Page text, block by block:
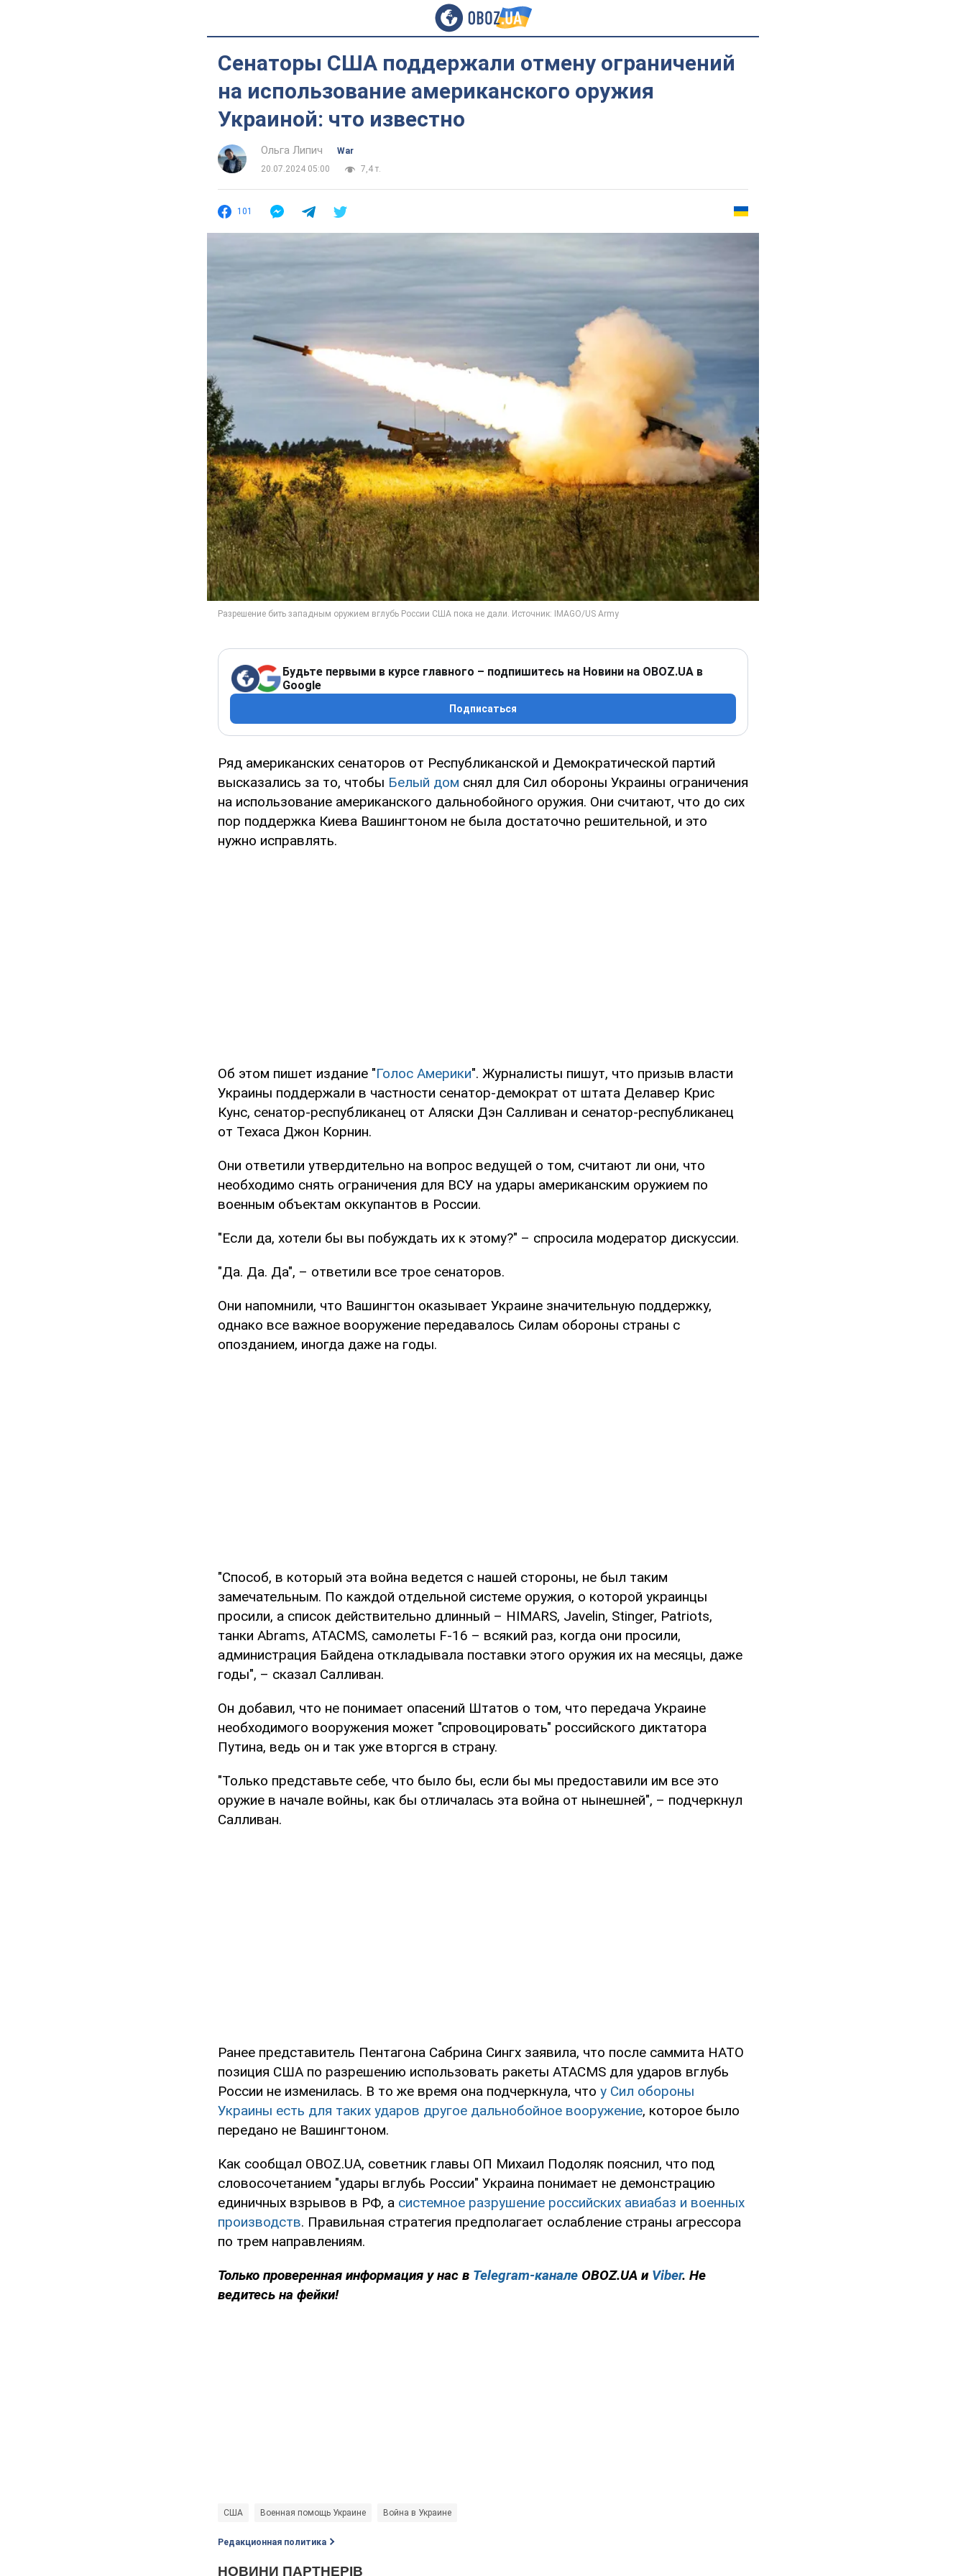
Сенаторы США поддержали отмену ограничений
на использование американского оружия
Украиной: что известно
Ольга Липич
War
20.07.2024 05:00
7,4 т.
101
Будьте первыми в курсе главного – подпишитесь на Новини на OBOZ.UA в
Google
Подписаться
Ряд американских сенаторов от Республиканской и Демократической партий
высказались за то, чтобы Белый дом снял для Сил обороны Украины ограничения
на использование американского дальнобойного оружия. Они считают, что до сих
пор поддержка Киева Вашингтоном не была достаточно решительной, и это
нужно исправлять.
Об этом пишет издание "Голос Америки". Журналисты пишут, что призыв власти
Украины поддержали в частности сенатор-демократ от штата Делавер Крис
Кунс, сенатор-республиканец от Аляски Дэн Салливан и сенатор-республиканец
от Техаса Джон Корнин.
Они ответили утвердительно на вопрос ведущей о том, считают ли они, что
необходимо снять ограничения для ВСУ на удары американским оружием по
военным объектам оккупантов в России.
"Если да, хотели бы вы побуждать их к этому?" – спросила модератор дискуссии.
"Да. Да. Да", – ответили все трое сенаторов.
Они напомнили, что Вашингтон оказывает Украине значительную поддержку,
однако все важное вооружение передавалось Силам обороны страны с
опозданием, иногда даже на годы.
"Способ, в который эта война ведется с нашей стороны, не был таким
замечательным. По каждой отдельной системе оружия, о которой украинцы
просили, а список действительно длинный – HIMARS, Javelin, Stinger, Patriots,
танки Abrams, ATACMS, самолеты F-16 – всякий раз, когда они просили,
администрация Байдена откладывала поставки этого оружия их на месяцы, даже
годы", – сказал Салливан.
Он добавил, что не понимает опасений Штатов о том, что передача Украине
необходимого вооружения может "спровоцировать" российского диктатора
Путина, ведь он и так уже вторгся в страну.
"Только представьте себе, что было бы, если бы мы предоставили им все это
оружие в начале войны, как бы отличалась эта война от нынешней", – подчеркнул
Салливан.
Ранее представитель Пентагона Сабрина Сингх заявила, что после саммита НАТО
позиция США по разрешению использовать ракеты ATACMS для ударов вглубь
России не изменилась. В то же время она подчеркнула, что у Сил обороны
Украины есть для таких ударов другое дальнобойное вооружение, которое было
передано не Вашингтоном.
Как сообщал OBOZ.UA, советник главы ОП Михаил Подоляк пояснил, что под
словосочетанием "удары вглубь России" Украина понимает не демонстрацию
единичных взрывов в РФ, а системное разрушение российских авиабаз и военных
производств. Правильная стратегия предполагает ослабление страны агрессора
по трем направлениям.
Только проверенная информация у нас в Telegram-канале OBOZ.UA и Viber. Не
ведитесь на фейки!
США Военная помощь Украине Война в Украине
Редакционная политика